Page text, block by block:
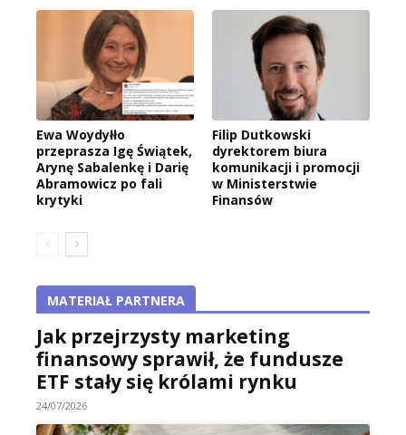
Ewa Woydyłło
przeprasza Igę Świątek,
Arynę Sabalenkę i Darię
Abramowicz po fali
krytyki
Filip Dutkowski
dyrektorem biura
komunikacji i promocji
w Ministerstwie
Finansów
MATERIAŁ PARTNERA
Jak przejrzysty marketing
finansowy sprawił, że fundusze
ETF stały się królami rynku
24/07/2026